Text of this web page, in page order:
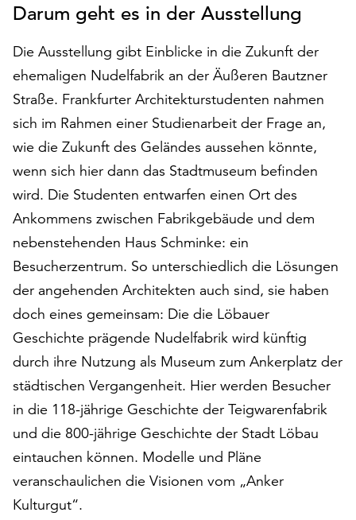
auf
akzeptieren“,
um
alle
Cookies
zu
akzeptieren.
können
Ihr
Einverständnis
jederzeit
und
widerrufen.
Dafür
Ihnen
am
Ende
der
Seite
die
Schaltfläche
„Cookie-
Einstellungen“
zur
Darum geht es in der Ausstellung
Die Ausstellung gibt Einblicke in die Zukunft der
ehemaligen Nudelfabrik an der Äußeren Bautzner
Straße. Frankfurter Architekturstudenten nahmen
sich im Rahmen einer Studienarbeit der Frage an,
wie die Zukunft des Geländes aussehen könnte,
wenn sich hier dann das Stadtmuseum befinden
wird. Die Studenten entwarfen einen Ort des
Ankommens zwischen Fabrikgebäude und dem
nebenstehenden Haus Schminke: ein
Besucherzentrum. So unterschiedlich die Lösungen
der angehenden Architekten auch sind, sie haben
doch eines gemeinsam: Die die Löbauer
Geschichte prägende Nudelfabrik wird künftig
durch ihre Nutzung als Museum zum Ankerplatz der
städtischen Vergangenheit. Hier werden Besucher
in die 118-jährige Geschichte der Teigwarenfabrik
und die 800-jährige Geschichte der Stadt Löbau
eintauchen können. Modelle und Pläne
veranschaulichen die Visionen vom „Anker
Kulturgut“.